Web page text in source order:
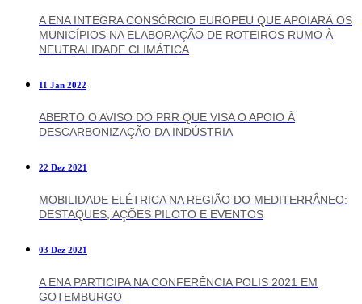
A ENA INTEGRA CONSÓRCIO EUROPEU QUE APOIARÁ OS
MUNICÍPIOS NA ELABORAÇÃO DE ROTEIROS RUMO À
NEUTRALIDADE CLIMÁTICA
11 Jan 2022
ABERTO O AVISO DO PRR QUE VISA O APOIO À
DESCARBONIZAÇÃO DA INDÚSTRIA
22 Dez 2021
MOBILIDADE ELÉTRICA NA REGIÃO DO MEDITERRÂNEO:
DESTAQUES, AÇÕES PILOTO E EVENTOS
03 Dez 2021
A ENA PARTICIPA NA CONFERÊNCIA POLIS 2021 EM
GOTEMBURGO